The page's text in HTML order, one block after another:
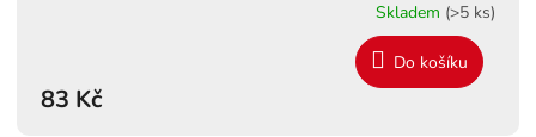
Skladem (>5 ks)
83 Kč
Do košíku